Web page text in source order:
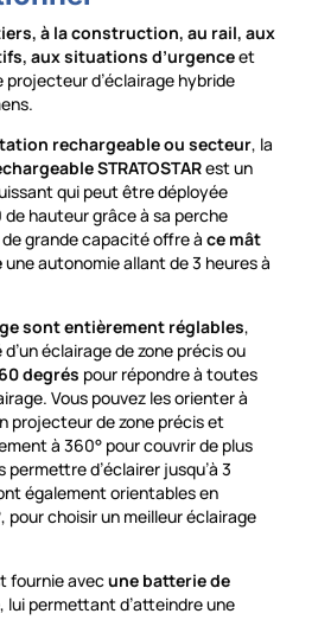
à la construction, au rail, aux
aux situations d’urgenceet
projecteur d’éclairage hybride
rechargeable ou secteur, la
STRATOSTARest un
qui peut être déployée
de hauteur grâce à sa perche
grande capacité offre à ce mât
une autonomie allant de 3 heures à
sont entièrement réglables,
éclairage de zone précis ou
degrés pour répondre à toutes
Vous pouvez les orienter à
projecteur de zone précis et
à 360° pour couvrir de plus
permettre d’éclairer jusqu’à 3
également orientables en
pour choisir un meilleur éclairage
fournie avecune batterie de
permettant d’atteindre une